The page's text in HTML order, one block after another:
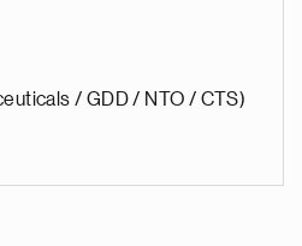
/ GDD / NTO / CTS)